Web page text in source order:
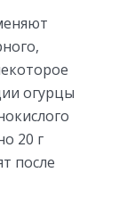
огурцы
20 г
после